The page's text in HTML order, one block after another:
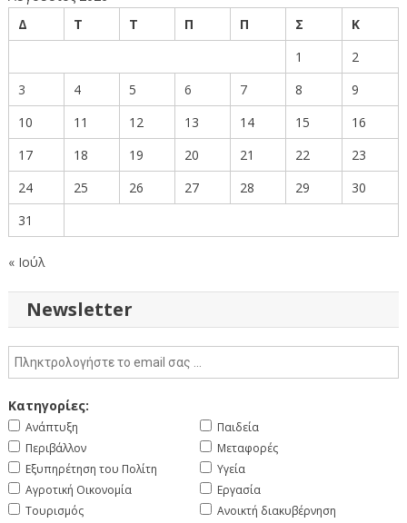
Δ
Τ Τ Π Π Σ
Κ
1
2
3
4 5 6 7 8
9
10
11 12 13 14 15
16
17
18 19 20 21 22
23
24
25 26 27 28 29
30
31
« Ιούλ
Newsletter
Κατηγορίες:
Ανάπτυξη
Περιβάλλον
Εξυπηρέτηση του Πολίτη
Αγροτική Οικονομία
Τουρισμός
Παιδεία
Μεταφορές
Υγεία
Εργασία
Ανοικτή διακυβέρνηση